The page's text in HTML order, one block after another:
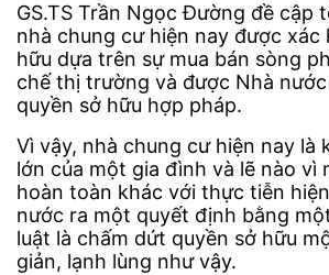
GS.TS Trần Ngọc Đường đề cập
nhà chung cư hiện nay được xác
hữu dựa trên sự mua bán sòng
chế thị trường và được Nhà
quyền sở hữu hợp pháp.
Vì vậy, nhà chung cư hiện nay là
lớn của một gia đình và lẽ nào vì
hoàn toàn khác với thực tiễn
nước ra một quyết định bằng
luật là chấm dứt quyền sở hữu
giản, lạnh lùng như vậy.